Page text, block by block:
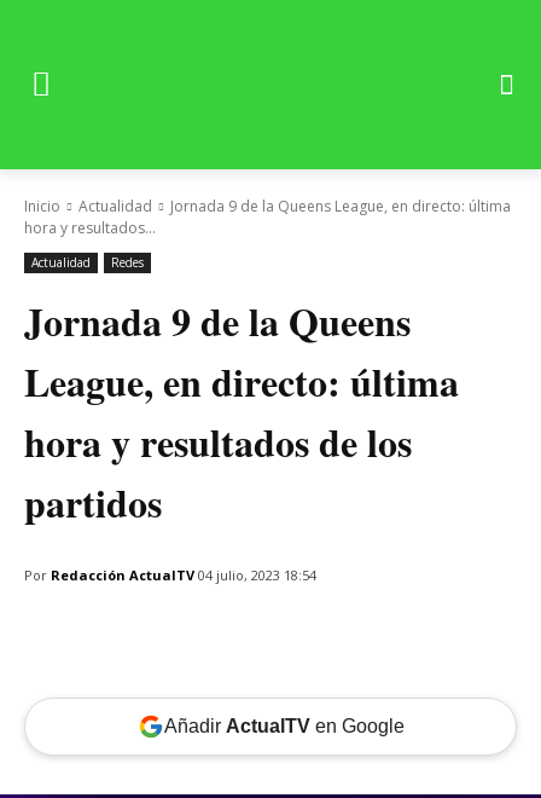
Inicio Actualidad
Jornada 9 de la Queens League, en directo: última
hora y resultados...
Actualidad Redes
Jornada 9 de la Queens
League, en directo: última
hora y resultados de los
partidos
Por Redacción ActualTV 04 julio, 2023 18:54
Añadir ActualTVen Google